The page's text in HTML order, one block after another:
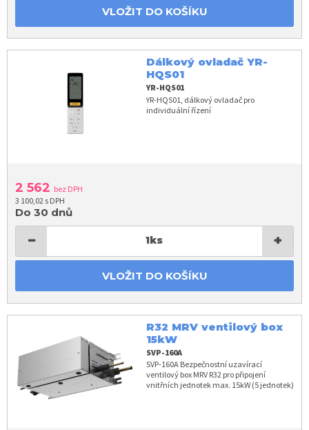
VLOŽIT DO KOŠÍKU
Dálkový ovladač YR-
HQS01
YR-HQS01
YR-HQS01, dálkový ovladač pro
individuální řízení
2 562 bez DPH
3 100,02 s DPH
Do 30 dnů
− 1ks +
VLOŽIT DO KOŠÍKU
R32 MRV ventilový box
15kW
SVP-160A
SVP-160A Bezpečnostní uzavírací
ventilový box MRV R32 pro připojení
vnitřních jednotek max. 15kW (5 jednotek)